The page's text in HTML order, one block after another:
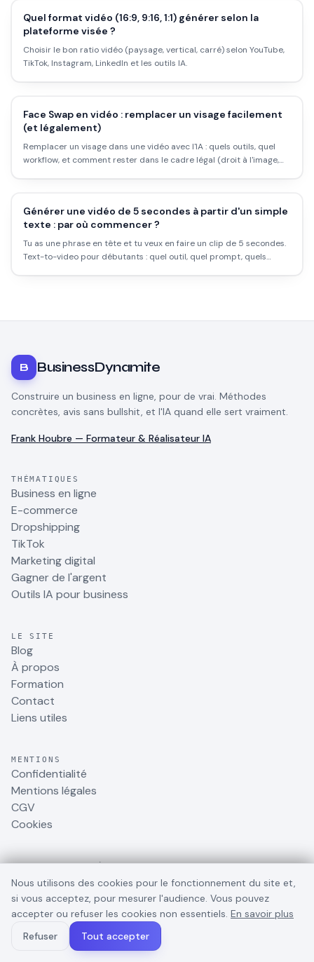
Quel format vidéo (16:9, 9:16, 1:1) générer selon la
plateforme visée ?
Choisir le bon ratio vidéo (paysage, vertical, carré) selon YouTube,
TikTok, Instagram, LinkedIn et les outils IA.
Face Swap en vidéo : remplacer un visage facilement
(et légalement)
Remplacer un visage dans une vidéo avec l'IA : quels outils, quel
workflow, et comment rester dans le cadre légal (droit à l'image,
Générer une vidéo de 5 secondes à partir d'un simple
texte : par où commencer ?
Tu as une phrase en tête et tu veux en faire un clip de 5 secondes.
Text-to-video pour débutants : quel outil, quel prompt, quels
B BusinessDynamite
Construire un business en ligne, pour de vrai. Méthodes
concrètes, avis sans bullshit, et l'IA quand elle sert vraiment.
Frank Houbre — Formateur & Réalisateur IA
THÉMATIQUES
Business en ligne
E-commerce
Dropshipping
TikTok
Marketing digital
Gagner de l'argent
Outils IA pour business
LE SITE
Blog
À propos
Formation
Contact
Liens utiles
MENTIONS
Confidentialité
Mentions légales
CGV
Cookies
RESSOURCES & RÉSEAUX
Formation AI Studios
Podcast Génération IA
Instagram
LinkedIn
Nous utilisons des cookies pour le fonctionnement du site et,
si vous acceptez, pour mesurer l'audience. Vous pouvez
accepter ou refuser les cookies non essentiels. En savoir plus
Refuser
Tout accepter